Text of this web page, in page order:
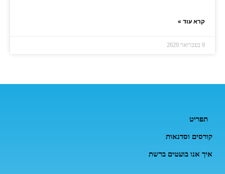
קרא עוד »
9 בפברואר 2020
תפריט
קורסים וסדנאות
איך אנו בועטים ברשת